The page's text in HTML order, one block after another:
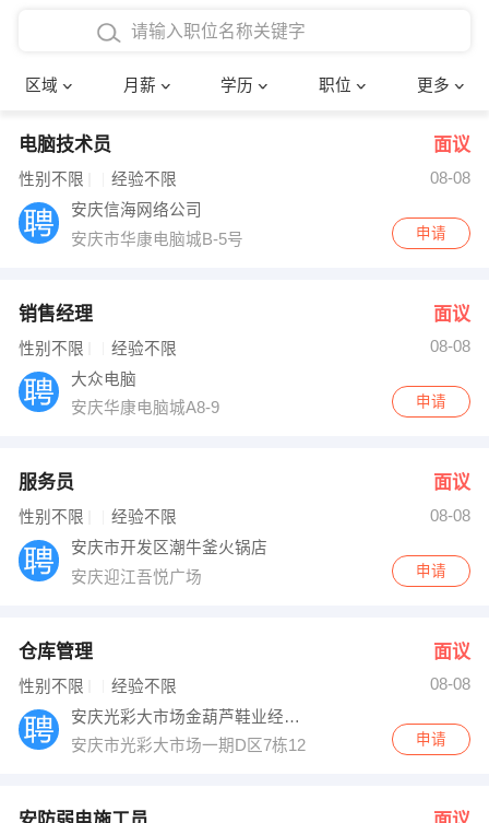
区域 月薪 学历 职位 更多
4000-5000元
8000-12000元
12000-20000元
博士
文员
财务会计
网络IT
快递员
收银员 技术员/工程师
出纳
编辑
跟单
其他职位
确定
电脑技术员 面议
性别不限 经验不限
08-08
安庆信海网络公司
安庆市华康电脑城B-5号
申请
销售经理 面议
性别不限 经验不限
08-08
大众电脑
安庆华康电脑城A8-9
申请
服务员 面议
性别不限 经验不限
08-08
安庆市开发区潮牛釜火锅店
安庆迎江吾悦广场
申请
仓库管理 面议
性别不限 经验不限
08-08
安庆光彩大市场金葫芦鞋业经营部
安庆市光彩大市场一期D区7栋12号舒云老北京布鞋
申请